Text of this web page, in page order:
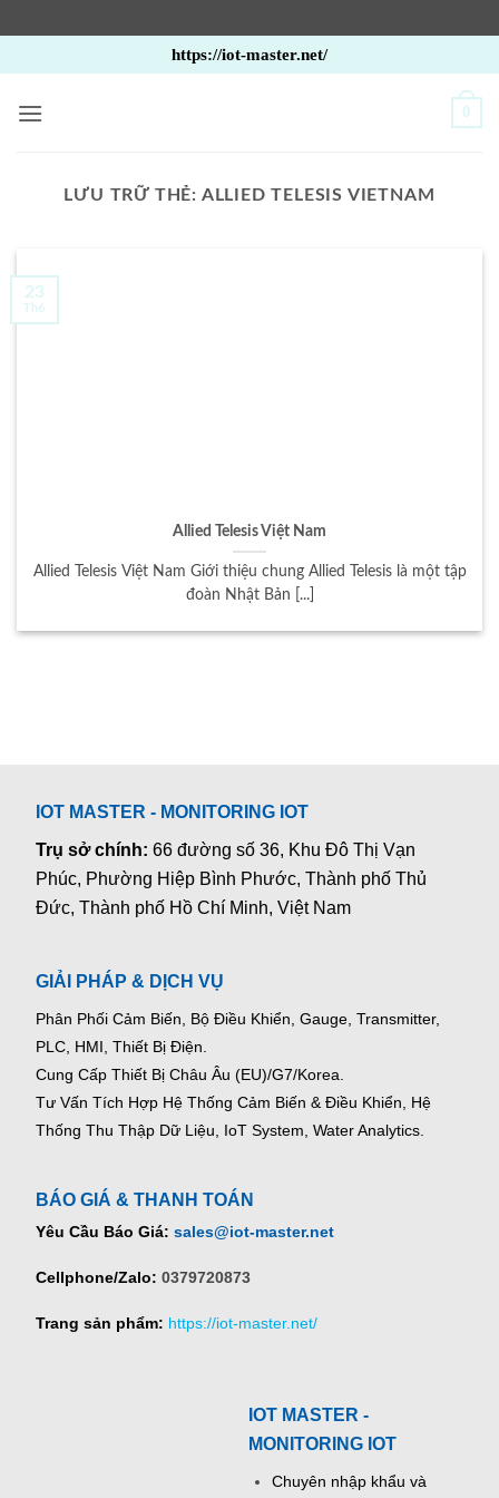
qua
nội
https://iot-master.net/
0
LƯU TRỮ THẺ: ALLIED TELESIS VIETNAM
Allied Telesis Việt Nam
Allied Telesis Việt Nam Giới thiệu chung Allied Telesis là một tập
đoàn Nhật Bản [...]
23
Th6
IOT MASTER - MONITORING IOT
Trụ sở chính:66 đường số 36, Khu Đô Thị Vạn
Phúc, Phường Hiệp Bình Phước, Thành phố Thủ
Đức, Thành phố Hồ Chí Minh, Việt Nam
GIẢI PHÁP & DỊCH VỤ
Phân Phối Cảm Biến, Bộ Điều Khiển, Gauge, Transmitter,
PLC, HMI, Thiết Bị Điện.
Cung Cấp Thiết Bị Châu Âu (EU)/G7/Korea.
Tư Vấn Tích Hợp Hệ Thống Cảm Biến & Điều Khiển, Hệ
Thống Thu Thập Dữ Liệu, IoT System, Water Analytics.
BÁO GIÁ & THANH TOÁN
Yêu Cầu Báo Giá: sales@iot-master.net
Cellphone/Zalo: 0379720873
Trang sản phẩm: https://iot-master.net/
IOT MASTER -
MONITORING IOT
Chuyên nhập khẩu và